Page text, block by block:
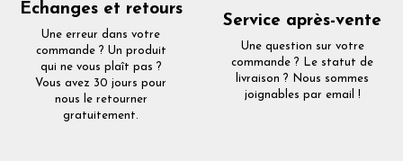
Échanges et retours
Une erreur dans votre
commande ? Un produit
qui ne vous plaît pas ?
Vous avez 30 jours pour
nous le retourner
gratuitement.
Service après-vente
Une question sur votre
commande ? Le statut de
livraison ? Nous sommes
joignables par email !